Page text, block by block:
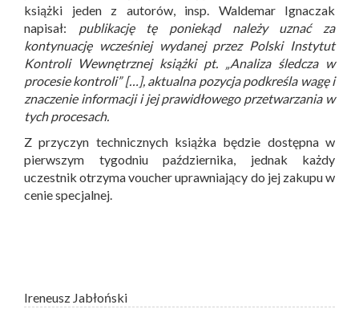
książki jeden z autorów, insp. Waldemar Ignaczak
napisał: publikację tę poniekąd należy uznać za
kontynuację wcześniej wydanej przez Polski Instytut
Kontroli Wewnętrznej książki pt. „Analiza śledcza w
procesie kontroli” […], aktualna pozycja podkreśla wagę i
znaczenie informacji i jej prawidłowego przetwarzania w
tych procesach.
Z przyczyn technicznych książka będzie dostępna w
pierwszym tygodniu października, jednak każdy
uczestnik otrzyma voucher uprawniający do jej zakupu w
cenie specjalnej.
Ireneusz Jabłoński